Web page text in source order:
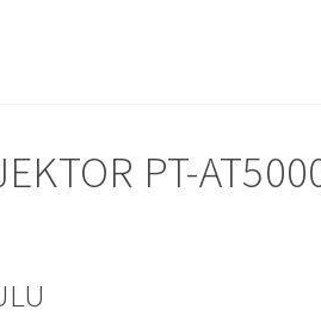
PT-